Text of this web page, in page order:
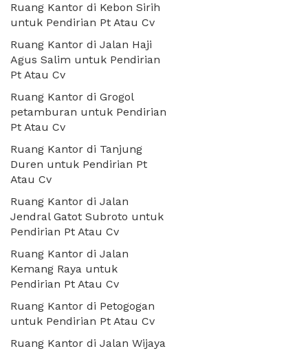
Ruang Kantor di Kebon Sirih
untuk Pendirian Pt Atau Cv
Ruang Kantor di Jalan Haji
Agus Salim untuk Pendirian
Pt Atau Cv
Ruang Kantor di Grogol
petamburan untuk Pendirian
Pt Atau Cv
Ruang Kantor di Tanjung
Duren untuk Pendirian Pt
Atau Cv
Ruang Kantor di Jalan
Jendral Gatot Subroto untuk
Pendirian Pt Atau Cv
Ruang Kantor di Jalan
Kemang Raya untuk
Pendirian Pt Atau Cv
Ruang Kantor di Petogogan
untuk Pendirian Pt Atau Cv
Ruang Kantor di Jalan Wijaya